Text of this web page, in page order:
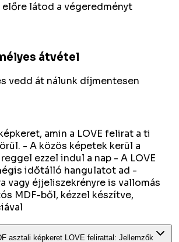
látod a végeredményt
átvétel
vedd át nálunk díjmentesen
amin a LOVE felirat a ti
- A közös képetek kerül a
ezzel indul a nap - A LOVE
időtálló hangulatot ad -
vagy éjjeliszekrényre is vallomás
MDF-ből, kézzel készítve,
asztali képkeret LOVE felirattal : Jellemzők